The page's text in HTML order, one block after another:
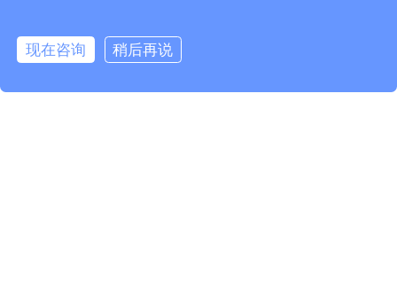
现在咨询 稍后再说